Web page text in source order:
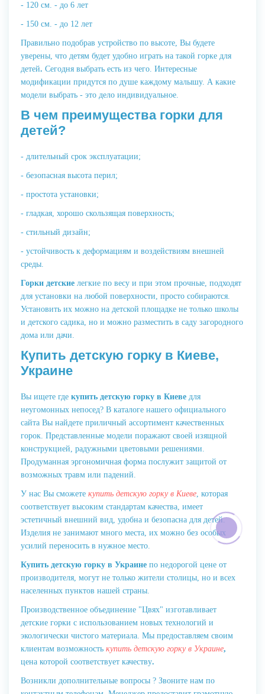
- 120 см. - до 6 лет
- 150 см. - до 12 лет
Правильно подобрав устройство по высоте, Вы будете
уверены, что детям будет удобно играть на такой горке для
детей. Сегодня выбрать есть из чего. Интересные
модификации придутся по душе каждому малышу. А какие
модели выбрать - это дело индивидуальное.
В чем преимущества горки для
детей?
- длительный срок эксплуатации;
- безопасная высота перил;
- простота установки;
- гладкая, хорошо скользящая поверхность;
- стильный дизайн;
- устойчивость к деформациям и воздействиям внешней
среды.
Горки детские легкие по весу и при этом прочные, подходят
для установки на любой поверхности, просто собираются.
Установить их можно на детской площадке не только школы
и детского садика, но и можно разместить в саду загородного
дома или дачи.
Купить детскую горку в Киеве,
Украине
Вы ищете где купить детскую горку в Киеве для
неугомонных непосед? В каталоге нашего официального
сайта Вы найдете приличный ассортимент качественных
горок. Представленные модели поражают своей изящной
конструкцией, радужными цветовыми решениями.
Продуманная эргономичная форма послужит защитой от
возможных травм или падений.
У нас Вы сможете купить детскую горку в Киеве, которая
соответствует высоким стандартам качества, имеет
эстетичный внешний вид, удобна и безопасна для детей.
Изделия не занимают много места, их можно без особых
усилий переносить в нужное место.
Купить детскую горку в Украине по недорогой цене от
производителя, могут не только жители столицы, но и всех
населенных пунктов нашей страны.
Производственное объединение "Цвях" изготавливает
детские горки с использованием новых технологий и
экологически чистого материала. Мы предоставляем своим
клиентам возможность купить детскую горку в Украине,
цена которой соответствует качеству.
Возникли дополнительные вопросы ? Звоните нам по